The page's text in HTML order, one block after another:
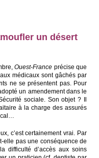
un désert
Ouest-France précise que
médicaux sont gâchés par
ne se présentent pas. Pour
un amendement dans le
sociale. Son objet ? Il
à la charge des assurés
c’est certainement vrai. Par
elle pas une conséquence de
difficulté d’accès aux soins